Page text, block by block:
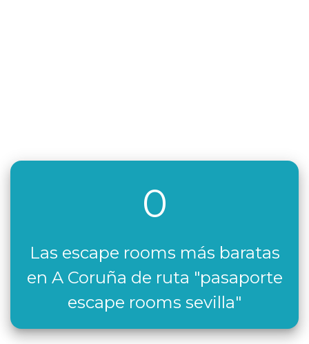
0
Las escape rooms más baratas
en A Coruña de ruta "pasaporte
escape rooms sevilla"